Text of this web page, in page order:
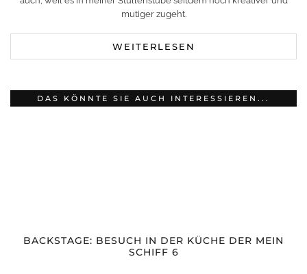
mutiger zugeht.
WEITERLESEN
DAS KÖNNTE SIE AUCH INTERESSIEREN...
BACKSTAGE: BESUCH IN DER KÜCHE DER MEIN
SCHIFF 6